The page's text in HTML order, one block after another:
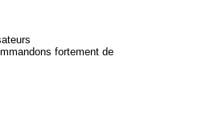
fortement de